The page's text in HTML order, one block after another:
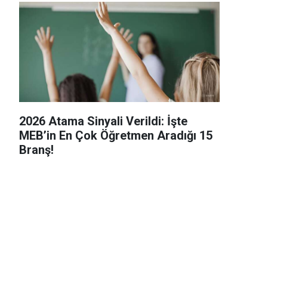
2026 Atama Sinyali Verildi: İşte
MEB’in En Çok Öğretmen Aradığı 15
Branş!